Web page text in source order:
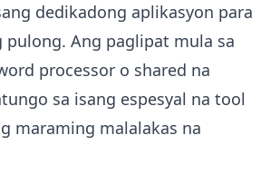
dedikadong aplikasyon para
pulong. Ang paglipat mula sa
processor o shared na
sa isang espesyal na tool
maraming malalakas na